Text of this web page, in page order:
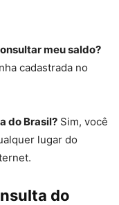
meu saldo?
cadastrada no
do Brasil? Sim, você
lugar do
do